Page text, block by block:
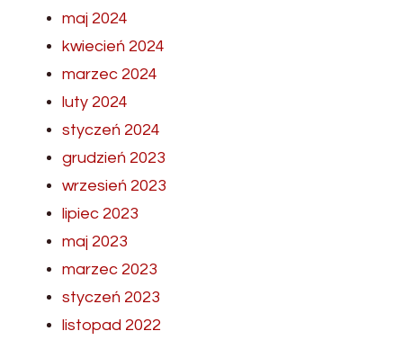
maj 2024
kwiecień 2024
marzec 2024
luty 2024
styczeń 2024
grudzień 2023
wrzesień 2023
lipiec 2023
maj 2023
marzec 2023
styczeń 2023
listopad 2022